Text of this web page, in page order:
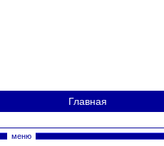
Главная
меню